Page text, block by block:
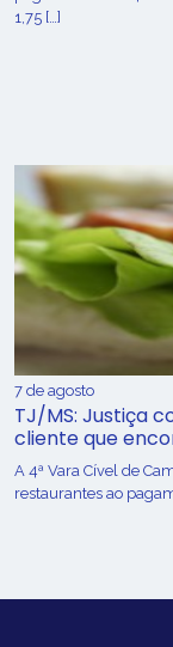
1,75 […]
7 de agosto
TJ/MS: Justiça
cliente que
A 4ª Vara Cível de
restaurantes ao